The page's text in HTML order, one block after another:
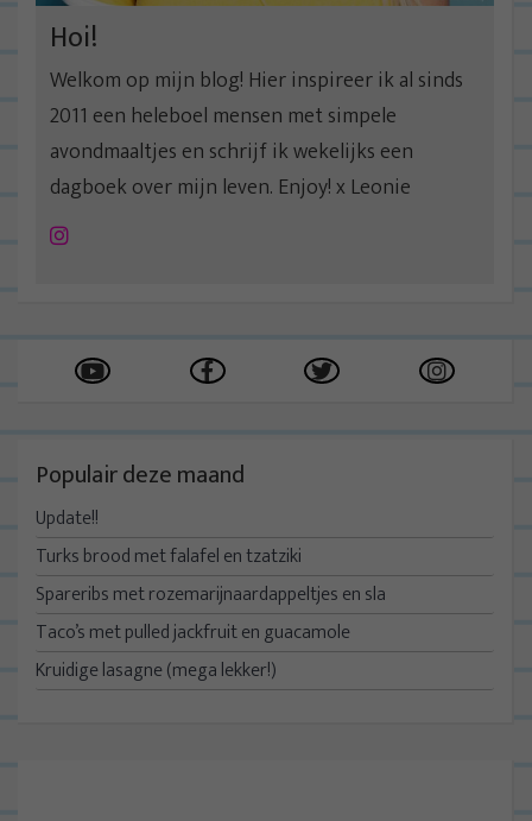
Hoi!
Welkom op mijn blog! Hier inspireer ik al sinds
2011 een heleboel mensen met simpele
avondmaaltjes en schrijf ik wekelijks een
dagboek over mijn leven. Enjoy! x Leonie
Instagram
Populair deze maand
Update!!
Turks brood met falafel en tzatziki
Spareribs met rozemarijnaardappeltjes en sla
Taco’s met pulled jackfruit en guacamole
Kruidige lasagne (mega lekker!)